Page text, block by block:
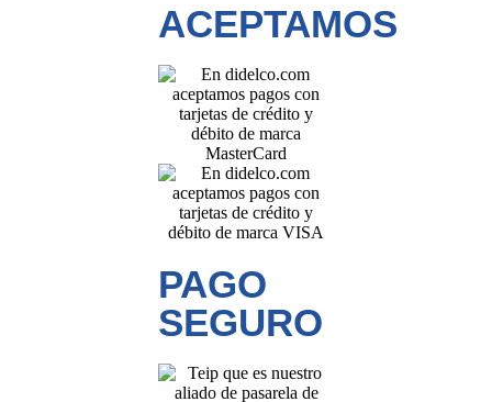
ACEPTAMOS
PAGO
SEGURO